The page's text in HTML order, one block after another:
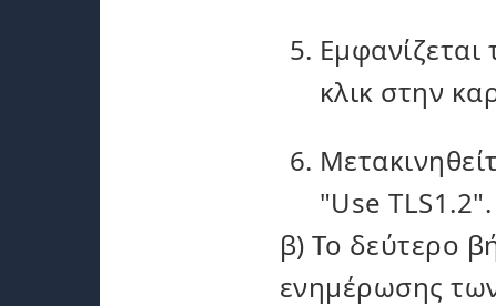
κλικ στην
"Use TLS1.2".
β) Το δεύτερο
ενημέρωσης